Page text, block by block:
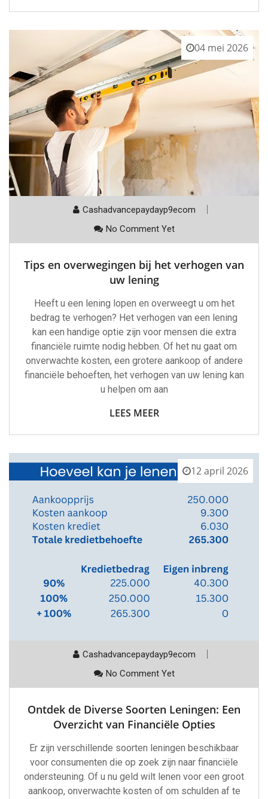
04 mei 2026
Cashadvancepaydayp9ecom
No Comment Yet
Tips en overwegingen bij het verhogen van
uw lening
Heeft u een lening lopen en overweegt u om het
bedrag te verhogen? Het verhogen van een lening
kan een handige optie zijn voor mensen die extra
financiële ruimte nodig hebben. Of het nu gaat om
onverwachte kosten, een grotere aankoop of andere
financiële behoeften, het verhogen van uw lening kan
u helpen om aan
LEES MEER
12 april 2026
Cashadvancepaydayp9ecom
No Comment Yet
Ontdek de Diverse Soorten Leningen: Een
Overzicht van Financiële Opties
Er zijn verschillende soorten leningen beschikbaar
voor consumenten die op zoek zijn naar financiële
ondersteuning. Of u nu geld wilt lenen voor een groot
aankoop, onverwachte kosten of om schulden af te